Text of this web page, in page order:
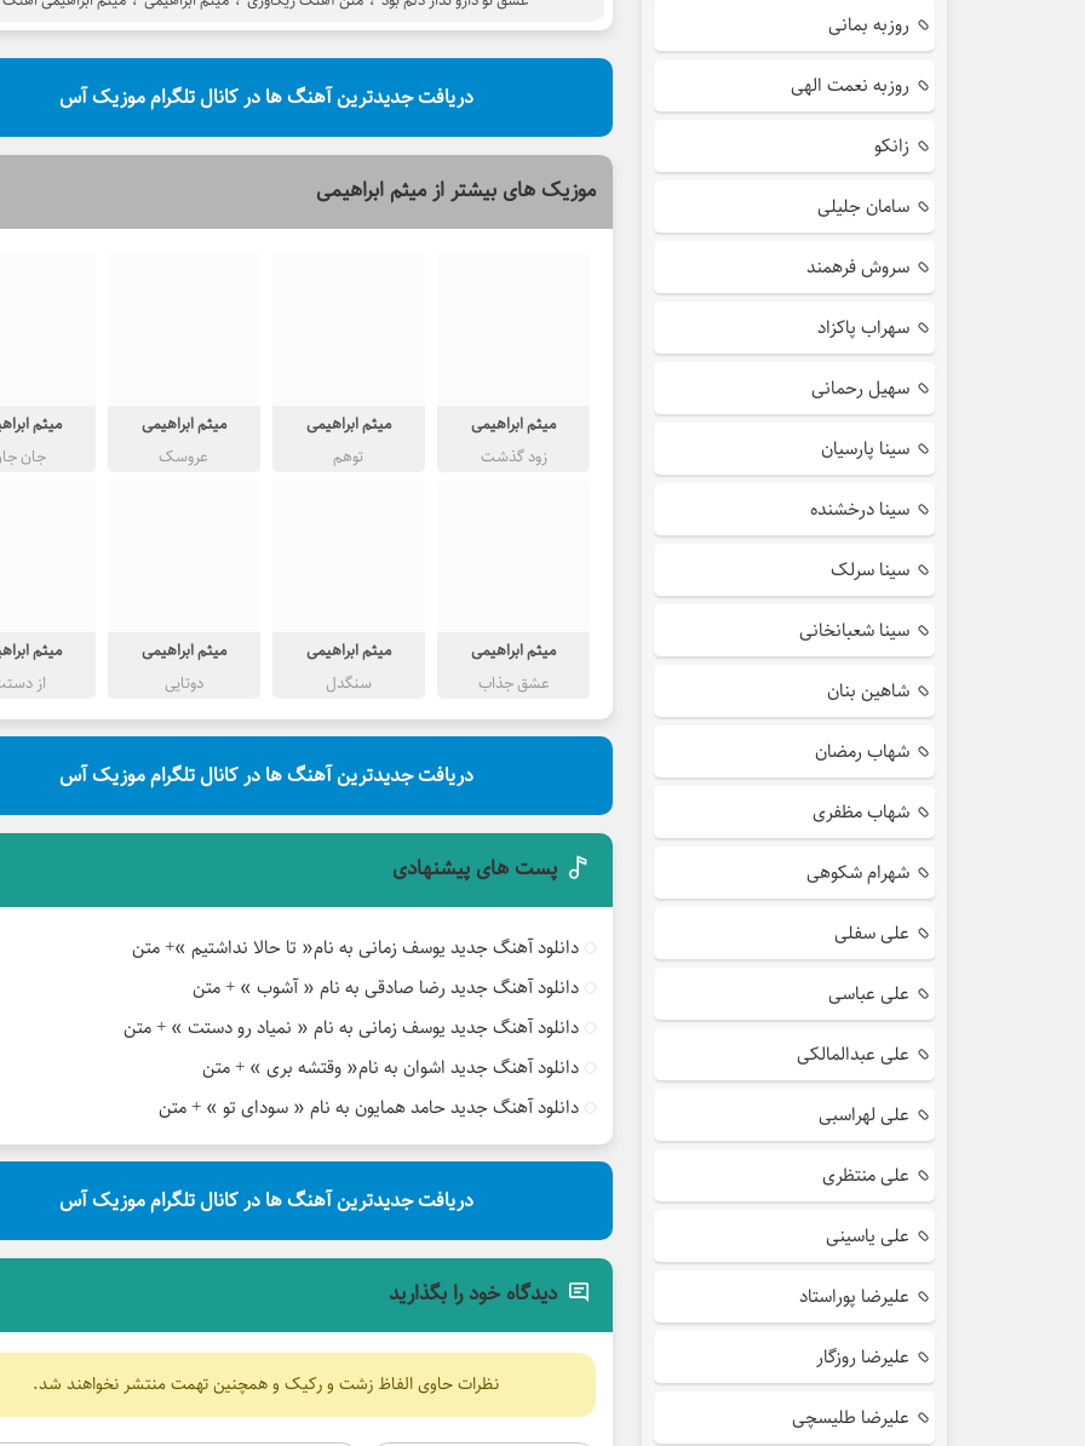
دریافت جدیدترین آهنگ ها در کانال تلگرام موزیک آس
موزیک های بیشتر ازمیثم ابراهیمی
میثم ابراهیمی
زود گذشت
میثم ابراهیمی
توهم
میثم ابراهیمی
عروسک
میثم
جان
میثم ابراهیمی
عشق جذاب
میثم ابراهیمی
سنگدل
میثم ابراهیمی
دوتایی
میثم
از
دریافت جدیدترین آهنگ ها در کانال تلگرام موزیک آس
پست های پیشنهادی
دانلود آهنگ جدید یوسف زمانی به نام« تا حالا نداشتیم »+ متن
دانلود آهنگ جدید رضا صادقی به نام « آشوب » + متن
دانلود آهنگ جدید یوسف زمانی به نام « نمیاد رو دستت » + متن
دانلود آهنگ جدید اشوان به نام« وقتشه بری » + متن
دانلود آهنگ جدید حامد همایون به نام « سودای تو » + متن
دریافت جدیدترین آهنگ ها در کانال تلگرام موزیک آس
دیدگاه خود را بگذارید
نظرات حاوی الفاظ زشت و رکیک و همچنین تهمت منتشر نخواهند شد.
روزبه بمانی
روزبه نعمت الهی
زانکو
سامان جلیلی
سروش فرهمند
سهراب پاکزاد
سهیل رحمانی
سینا پارسیان
سینا درخشنده
سینا سرلک
سینا شعبانخانی
شاهین بنان
شهاب رمضان
شهاب مظفری
شهرام شکوهی
علی سفلی
علی عباسی
علی عبدالمالکی
علی لهراسبی
علی منتظری
علی یاسینی
علیرضا پوراستاد
علیرضا روزگار
علیرضا طلیسچی